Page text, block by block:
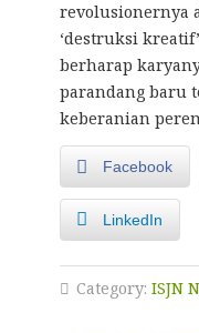
revolusionernya
‘destruksi
berharap
parandang baru
keberanian
Facebook
LinkedIn
Category: ISJN